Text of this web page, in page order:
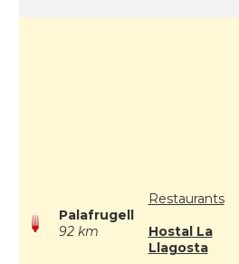
Palafrugell
92 km
Restaurants
Hostal La
Llagosta